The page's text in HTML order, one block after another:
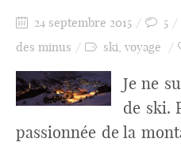
24 septembre 2015 5
des minus
ski, voyage
Je ne
de ski.
passionnée de la